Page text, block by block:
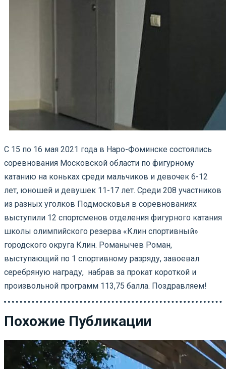
С 15 по 16 мая 2021 года в Наро-Фоминске состоялись
соревнования Московской области по фигурному
катанию на коньках среди мальчиков и девочек 6-12
лет, юношей и девушек 11-17 лет. Среди 208 участников
из разных уголков Подмосковья в соревнованиях
выступили 12 спортсменов отделения фигурного катания
школы олимпийского резерва «Клин спортивный»
городского округа Клин. Романычев Роман,
выступающий по 1 спортивному разряду, завоевал
серебряную награду, набрав за прокат короткой и
произвольной программ 113,75 балла. Поздравляем!
Похожие Публикации